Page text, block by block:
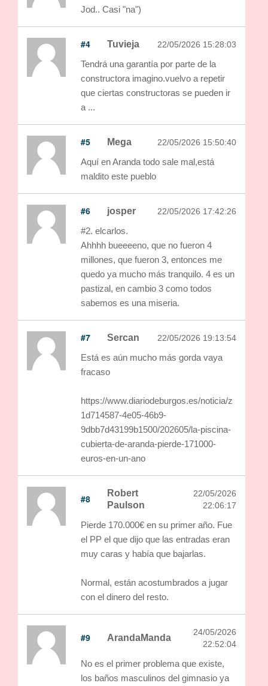
Jod.. Casi "na")
#4 Tuvieja 22/05/2026 15:28:03
Tendrá una garantía por parte de la
constructora imagino.vuelvo a repetir
que ciertas constructoras se pueden ir
a ...
#5 Mega 22/05/2026 15:50:40
Aquí en Aranda todo sale mal,está
maldito este pueblo
#6 josper 22/05/2026 17:42:26
#2. elcarlos.
Ahhhh bueeeeno, que no fueron 4
millones, que fueron 3, entonces me
quedo ya mucho más tranquilo. 4 es un
pastizal, en cambio 3 como todos
sabemos es una miseria.
#7 Sercan 22/05/2026 19:13:54
Está es aún mucho más gorda vaya
fracaso
https://www.diariodeburgos.es/noticia/z
1d714587-4e05-46b9-
9dbb7d43199b1500/202605/la-piscina-
cubierta-de-aranda-pierde-171000-
euros-en-un-ano
#8
Robert
Paulson
22/05/2026
22:06:17
Pierde 170.000€ en su primer año. Fue
el PP el que dijo que las entradas eran
muy caras y había que bajarlas.
Normal, están acostumbrados a jugar
con el dinero del resto.
#9 ArandaManda
24/05/2026
22:52:04
No es el primer problema que existe,
los baños masculinos del gimnasio ya